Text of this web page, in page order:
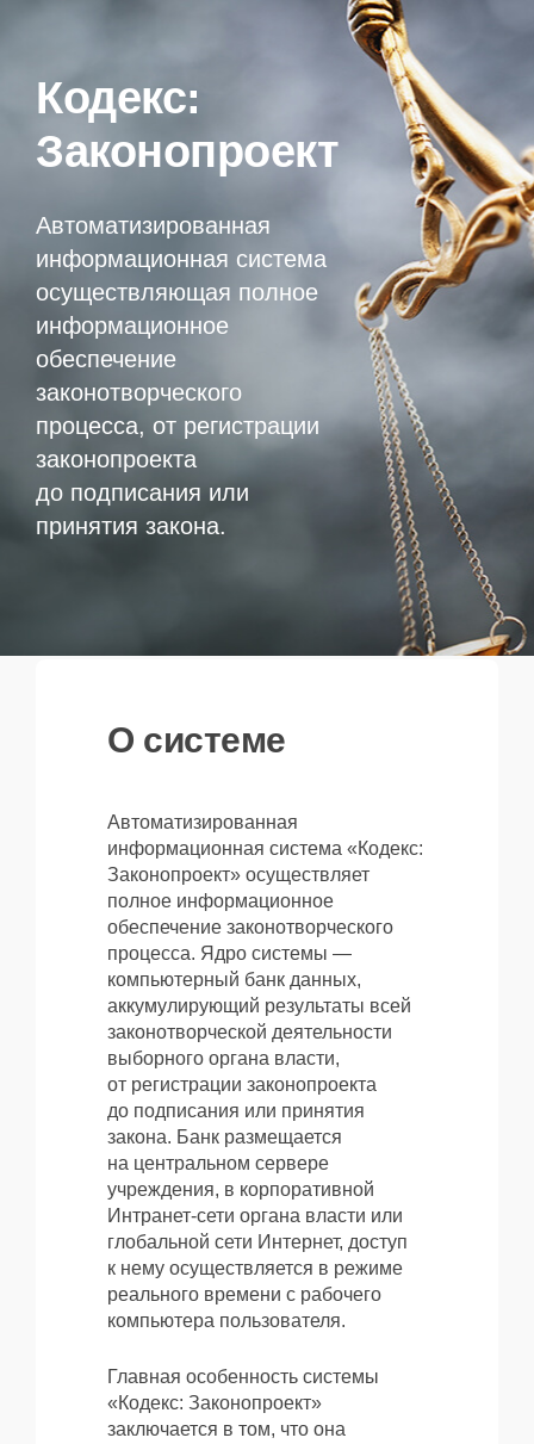
Кодекс:
Законопроект
Автоматизированная
информационная система
осуществляющая полное
информационное
обеспечение
законотворческого
процесса, от регистрации
законопроекта
до подписания или
принятия закона.
О системе
Автоматизированная
информационная система «Кодекс:
Законопроект» осуществляет
полное информационное
обеспечение законотворческого
процесса. Ядро системы —
компьютерный банк данных,
аккумулирующий результаты всей
законотворческой деятельности
выборного органа власти,
от регистрации законопроекта
до подписания или принятия
закона. Банк размещается
на центральном сервере
учреждения, в корпоративной
Интранет-сети органа власти или
глобальной сети Интернет, доступ
к нему осуществляется в режиме
реального времени с рабочего
компьютера пользователя.
Главная особенность системы
«Кодекс: Законопроект»
заключается в том, что она